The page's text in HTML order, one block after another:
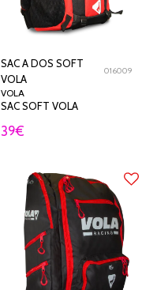
SAC A DOS SOFT
VOLA
016009
VOLA
SAC SOFT VOLA
39€